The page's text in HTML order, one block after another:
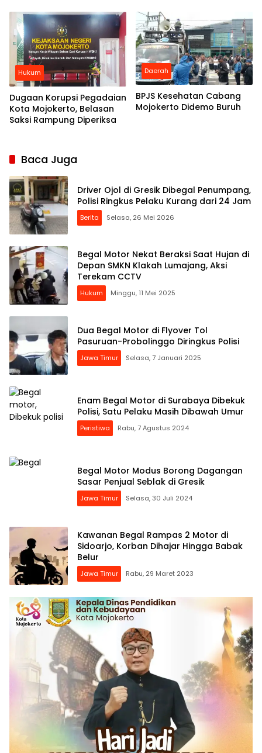
Minta Maaf
Hukum
Dugaan Korupsi Pegadaian
Kota Mojokerto, Belasan
Saksi Rampung Diperiksa
Daerah
BPJS Kesehatan Cabang
Mojokerto Didemo Buruh
Baca Juga
Driver Ojol di Gresik Dibegal Penumpang,
Polisi Ringkus Pelaku Kurang dari 24 Jam
Berita Selasa, 26 Mei 2026
Begal Motor Nekat Beraksi Saat Hujan di
Depan SMKN Klakah Lumajang, Aksi
Terekam CCTV
Hukum Minggu, 11 Mei 2025
Dua Begal Motor di Flyover Tol
Pasuruan-Probolinggo Diringkus Polisi
Jawa Timur Selasa, 7 Januari 2025
Enam Begal Motor di Surabaya Dibekuk
Polisi, Satu Pelaku Masih Dibawah Umur
Peristiwa Rabu, 7 Agustus 2024
Begal Motor Modus Borong Dagangan
Sasar Penjual Seblak di Gresik
Jawa Timur Selasa, 30 Juli 2024
Kawanan Begal Rampas 2 Motor di
Sidoarjo, Korban Dihajar Hingga Babak
Belur
Jawa Timur Rabu, 29 Maret 2023